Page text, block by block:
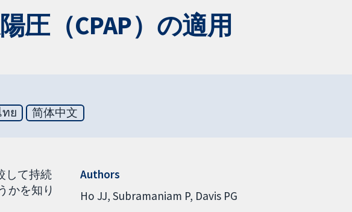
圧（CPAP）の適用
ทย 简体中文
して持続
かを知り
Authors
Ho JJ Subramaniam P Davis PG